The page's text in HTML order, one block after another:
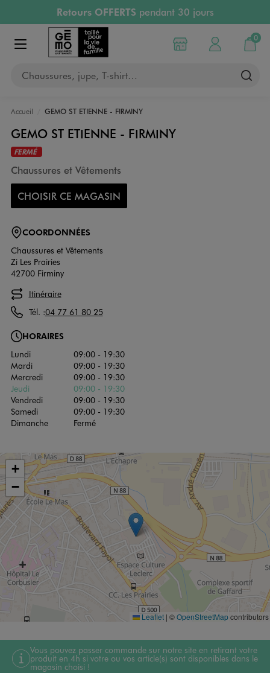
Aller au contenu principal
Aller à la navigationRetours OFFERTS pendant 30 jours
PAYEZ EN 3x SANS FRAISdès 50€
RÉSERVATION GRATUITE
4h en magasin
RETRAIT ET LIVRAISON OFFERTEen magasin
Afficher le menu
Chaussures, jupe, T-shirt…
Choisir mon magasin
Mon compte
0
Mon
Accueil GEMO ST ETIENNE - FIRMINY
GEMO ST ETIENNE - FIRMINY
FERMÉ
Chaussures et Vêtements
CHOISIR CE MAGASIN
COORDONNÉES
Chaussures et Vêtements
Zi Les Prairies
42700 Firminy
Itinéraire
Tél. :04 77 61 80 25
HORAIRES
Lundi
09:00 - 19:30
Mardi
09:00 - 19:30
Mercredi
09:00 - 19:30
Jeudi
09:00 - 19:30
Vendredi
09:00 - 19:30
Samedi
09:00 - 19:30
Dimanche
Fermé
+
−
Leaflet | ©OpenStreetMapcontributors
Vous pouvez passer commande sur notre site en retirant votre
produit en 4h si votre ou vos article(s) sont disponibles dans le
magasin choisi !